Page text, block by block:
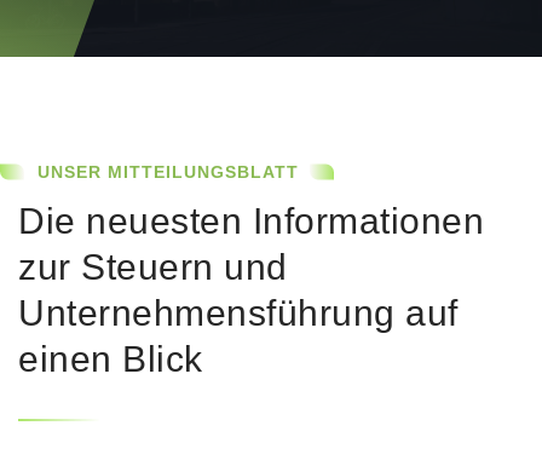
UNSER MITTEILUNGSBLATT
Die neuesten Informationen
zur Steuern und
Unternehmensführung auf
einen Blick